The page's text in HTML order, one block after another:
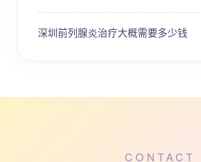
深圳前列腺炎治疗大概需要多少钱
CONTACT